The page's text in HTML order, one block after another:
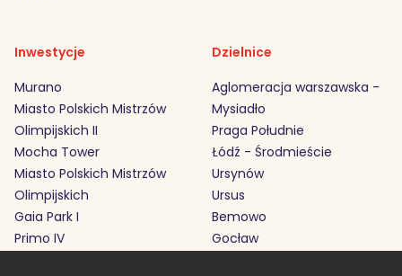
Inwestycje
Murano
Miasto Polskich Mistrzów
Olimpijskich II
Mocha Tower
Miasto Polskich Mistrzów
Olimpijskich
Gaia Park I
Primo IV
Dzielnice
Aglomeracja warszawska -
Mysiadło
Praga Południe
Łódź - Środmieście
Ursynów
Ursus
Bemowo
Gocław